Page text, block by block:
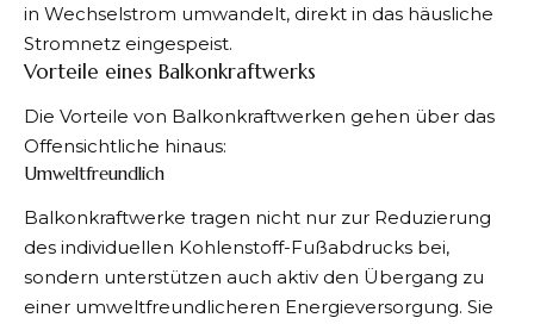
in Wechselstrom umwandelt, direkt in das häusliche
Stromnetz eingespeist.
Vorteile eines Balkonkraftwerks
Die Vorteile von Balkonkraftwerken gehen über das
Offensichtliche hinaus:
Umweltfreundlich
Balkonkraftwerke tragen nicht nur zur Reduzierung
des individuellen Kohlenstoff-Fußabdrucks bei,
sondern unterstützen auch aktiv den Übergang zu
einer umweltfreundlicheren Energieversorgung. Sie